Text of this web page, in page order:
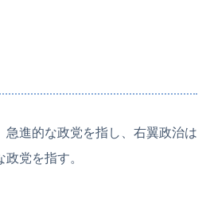
急進的な政党を指し、右翼政治は
党を指す。